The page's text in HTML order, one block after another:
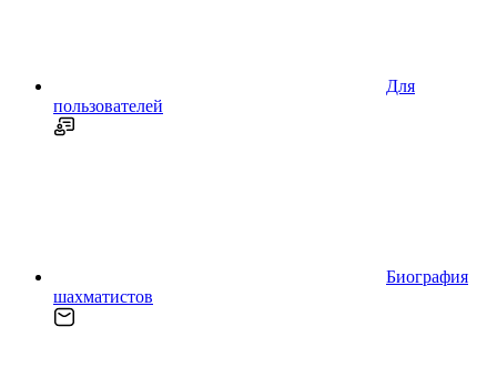
Для
пользователей
Биография
шахматистов